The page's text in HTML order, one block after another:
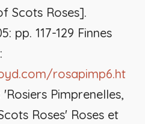
Scots Roses].
pp. 117-129 Finnes
rosapimp6.htm
Pimprenelles,
Roses' Roses et